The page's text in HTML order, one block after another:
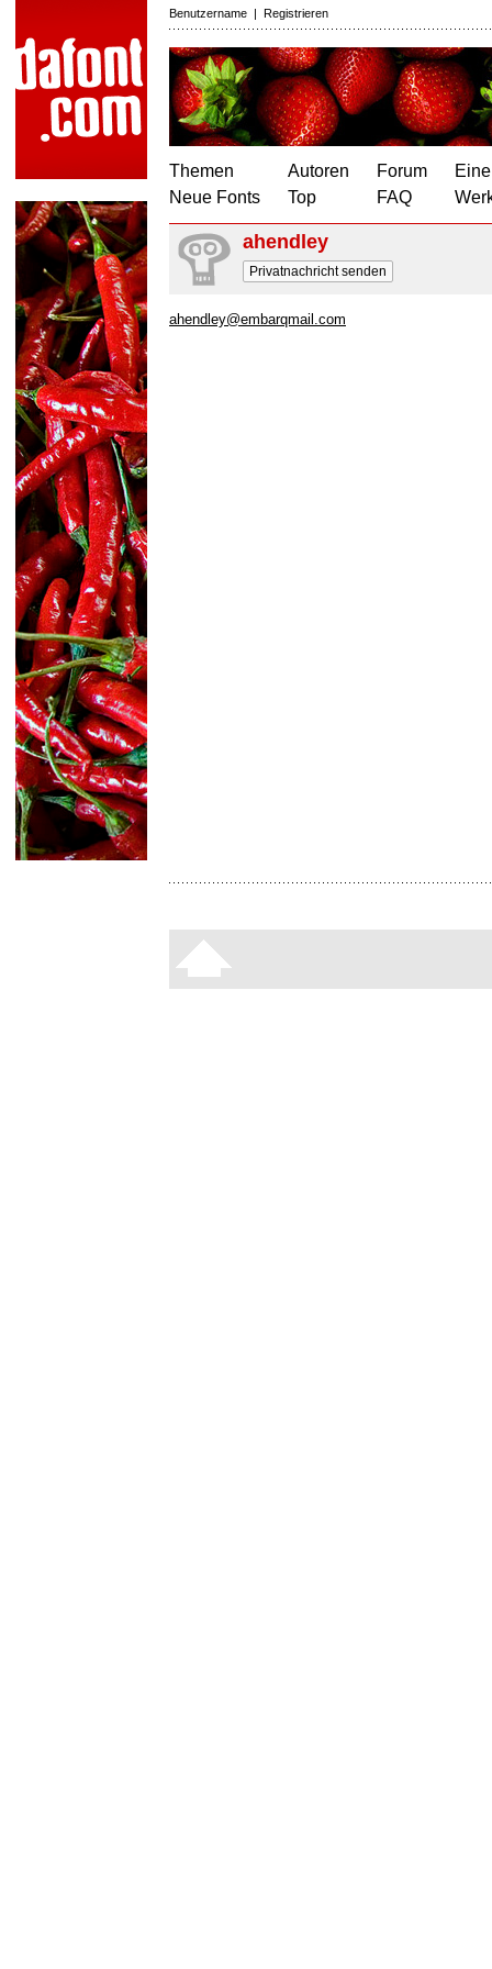
Benutzername | Registrieren
Themen
Neue Fonts
Autoren
Top
Forum
FAQ
ahendley
Privatnachricht senden
ahendley@embarqmail.com